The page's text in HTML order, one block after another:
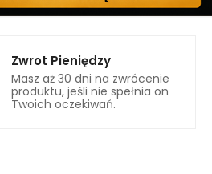
Zwrot Pieniędzy
Masz aż 30 dni na zwrócenie
produktu, jeśli nie spełnia on
Twoich oczekiwań.